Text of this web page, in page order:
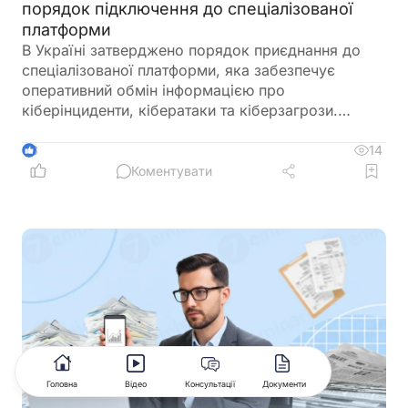
порядок підключення до спеціалізованої
платформи
В Україні затверджено порядок приєднання до
спеціалізованої платформи, яка забезпечує
оперативний обмін інформацією про
кіберінциденти, кібератаки та кіберзагрози.
між державними органами, операторами
критичної інфраструктури та іншими суб’єктами
3
14
Коментувати
Головна Відео Консультації Документи